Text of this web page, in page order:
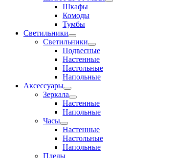
Шкафы
Комоды
Тумбы
Светильники
Светильники
Подвесные
Настенные
Настольные
Напольные
Аксессуары
Зеркала
Настенные
Напольные
Часы
Настенные
Настольные
Напольные
Пледы